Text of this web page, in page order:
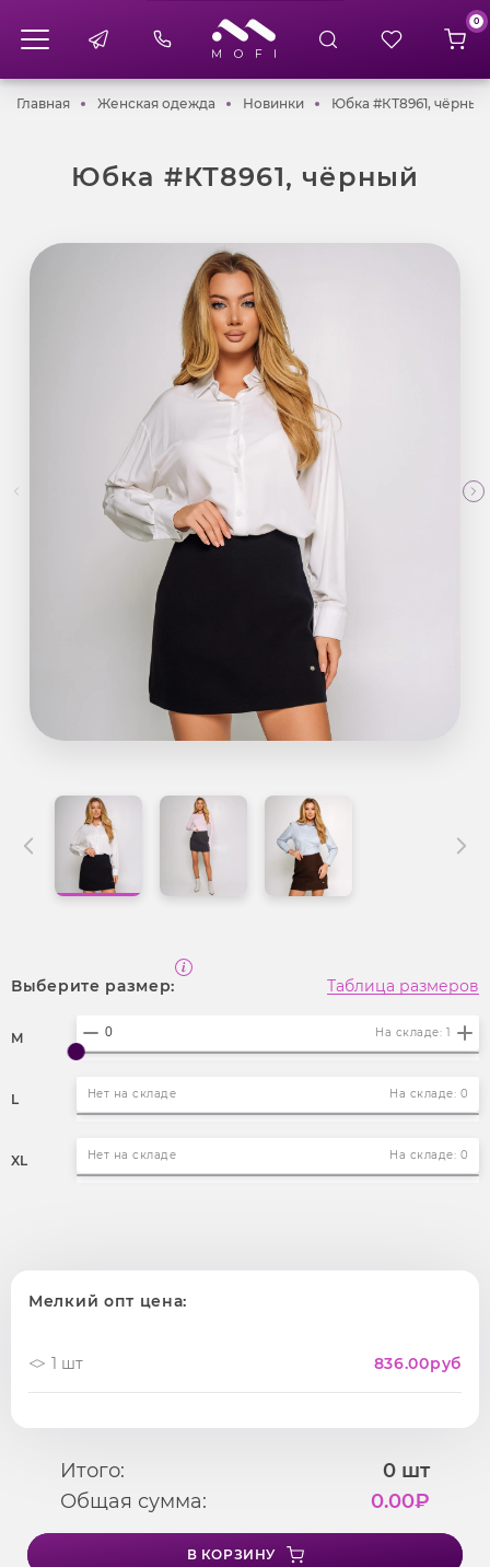
0
ГлавнаяГлавнаяЖенская одежда Женская одежда
НовинкиНовинкиЮбка #КТ8961, чёрный
Юбка #КТ8961, чёрный
Выберите размер: Таблица размеров
M На складе: 1
L Нет на складе На складе: 0
XL Нет на складе На складе: 0
Мелкий опт цена:
1 шт 836.00руб
Итого: 0 шт
Общая сумма:
0.00₽
В КОРЗИНУ